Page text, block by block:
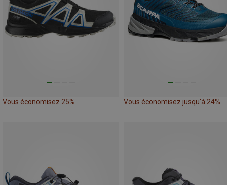
Vous économisez 25% Vous économisez jusqu'à 24%